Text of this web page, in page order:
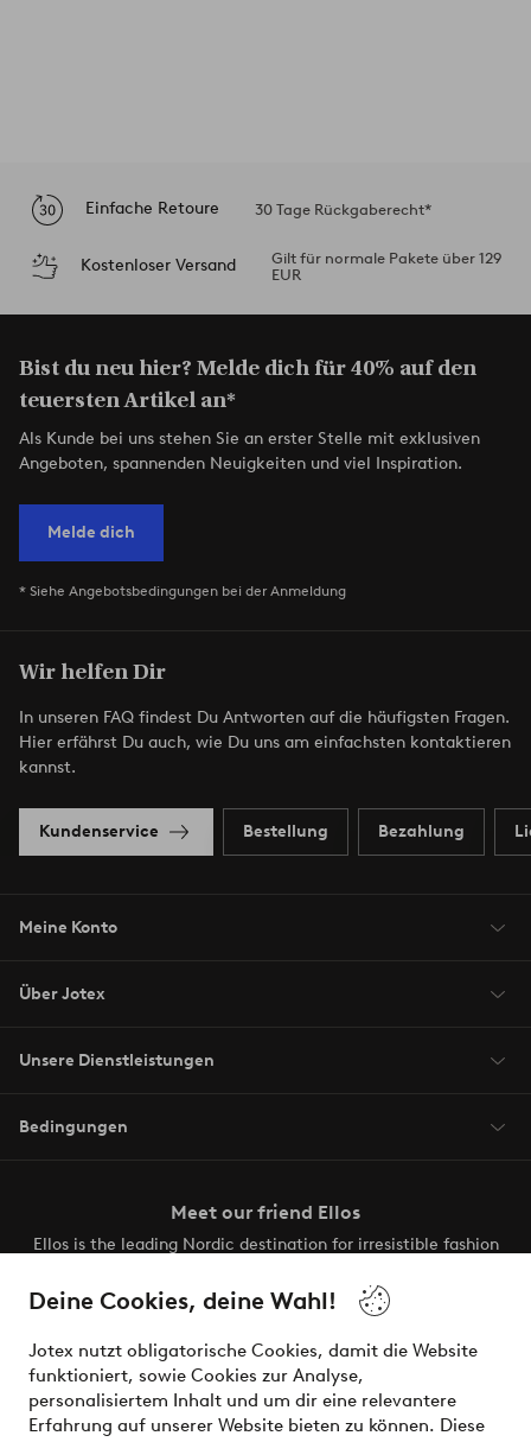
Deine Cookies, deine Wahl!
Jotex nutzt obligatorische Cookies, damit die Website
funktioniert, sowie Cookies zur Analyse,
personalisiertem Inhalt und um dir eine relevantere
Erfahrung auf unserer Website bieten zu können. Diese
Einfache Retoure 30 Tage Rückgaberecht*
Kostenloser Versand
Gilt für normale Pakete über 129
EUR
Bist du neu hier? Melde dich für 40% auf den
teuersten Artikel an*
Als Kunde bei uns stehen Sie an erster Stelle mit exklusiven
Angeboten, spannenden Neuigkeiten und viel Inspiration.
Melde dich
* Siehe Angebotsbedingungen bei der Anmeldung
Wir helfen Dir
In unseren FAQ findest Du Antworten auf die häufigsten Fragen.
Hier erfährst Du auch, wie Du uns am einfachsten kontaktieren
kannst.
Kundenservice Bestellung Bezahlung
Meine Konto
Über Jotex
Unsere Dienstleistungen
Bedingungen
Meet our friend Ellos
Ellos is the leading Nordic destination for irresistible fashion
the latest trends, curated to make finding your next look
effortless. It’s all here.
Visit Ellos